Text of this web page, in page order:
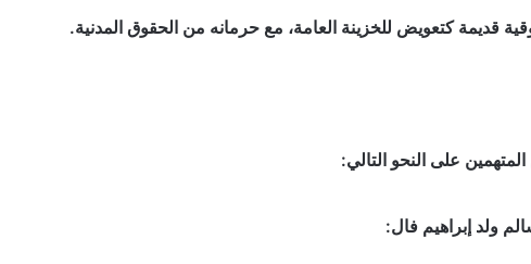
على النحو التالي:
ولد إبراهيم فال: